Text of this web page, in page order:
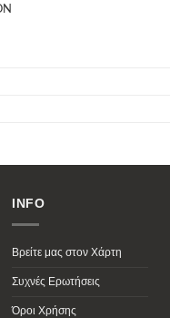
INFO
Βρείτε μας στον Χάρτη
Συχνές Ερωτήσεις
Όροι Χρήσης